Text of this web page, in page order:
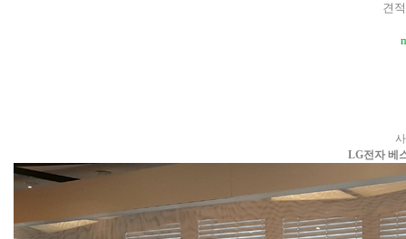
견
LG전자 베